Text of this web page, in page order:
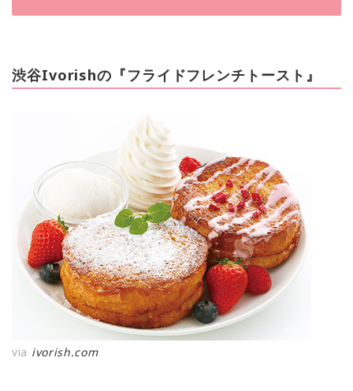
渋谷Ivorishの『フライドフレンチトースト』
via ivorish.com